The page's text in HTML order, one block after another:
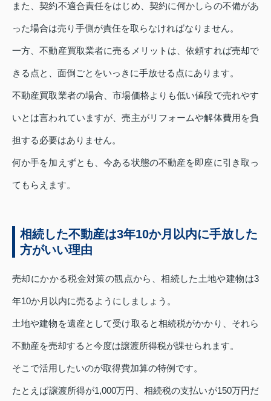
また、契約不適合責任をはじめ、契約に何かしらの不備があ
った場合は売り手側が責任を取らなければなりません。
一方、不動産買取業者に売るメリットは、依頼すれば売却で
きる点と、面倒ごとをいっきに手放せる点にあります。
不動産買取業者の場合、市場価格よりも低い値段で売れやす
いとは言われていますが、売主がリフォームや解体費用を負
担する必要はありません。
何か手を加えずとも、今ある状態の不動産を即座に引き取っ
てもらえます。
相続した不動産は3年10か月以内に手放した
方がいい理由
売却にかかる税金対策の観点から、相続した土地や建物は3
年10か月以内に売るようにしましょう。
土地や建物を遺産として受け取ると相続税がかかり、それら
不動産を売却すると今度は譲渡所得税が課せられます。
そこで活用したいのが取得費加算の特例です。
たとえば譲渡所得が1,000万円、相続税の支払いが150万円だ